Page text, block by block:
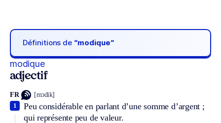
Définitions de “modique“
modique
adjectif
FR [mɔdik]
Peu considérable en parlant d’une somme d’argent ;
qui représente peu de valeur.
1